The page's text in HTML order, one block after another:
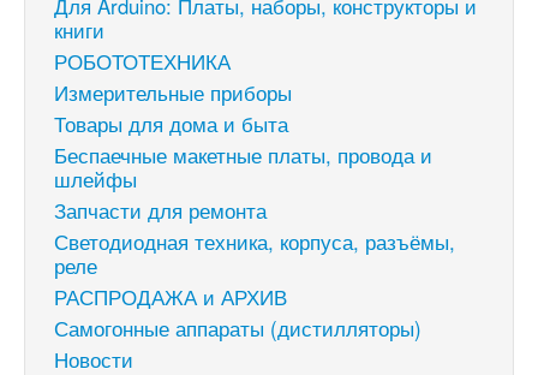
книги
РОБОТОТЕХНИКА
Измерительные приборы
Товары для дома и быта
Беспаечные макетные платы, провода и
шлейфы
Запчасти для ремонта
Светодиодная техника, корпуса, разъёмы,
реле
РАСПРОДАЖА и АРХИВ
Самогонные аппараты (дистилляторы)
Новости